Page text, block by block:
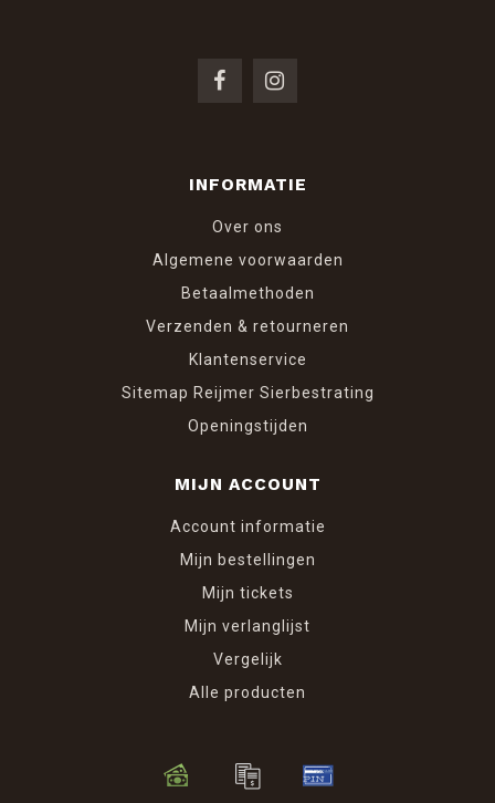
INFORMATIE
Over ons
Algemene voorwaarden
Betaalmethoden
Verzenden & retourneren
Klantenservice
Sitemap Reijmer Sierbestrating
Openingstijden
MIJN ACCOUNT
Account informatie
Mijn bestellingen
Mijn tickets
Mijn verlanglijst
Vergelijk
Alle producten